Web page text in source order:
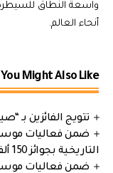
واسعة النطاق
أنحاء العالم.
You Might Also Like
تتويج الفائزين بـ
ضمن فعاليات
التاريخية بجوائز 150 ألف ريال
ضمن فعاليات